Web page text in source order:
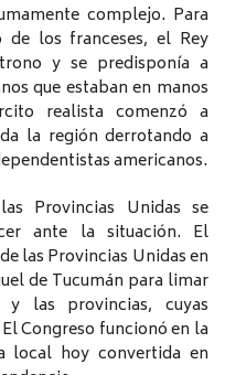
complejo. Para
de los franceses, el Rey
y se predisponía a
que estaban en manos
realista comenzó a
la región derrotando a
americanos.
Provincias Unidas se
ante la situación. El
las Provincias Unidas en
de Tucumán para limar
y las provincias, cuyas
Congreso funcionó en la
local hoy convertida en